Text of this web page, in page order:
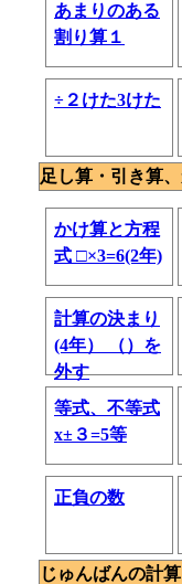
あまりのある
割り算１
÷２けた3けた
足し算・引き算
かけ算と方程
式 □×3=6(2年)
計算の決まり
(4年） （）を
外す
等式、不等式
x±３=5等
正負の数
じゅんばんの計算